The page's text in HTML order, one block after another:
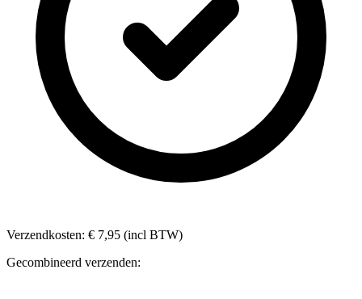
Verzendkosten: € 7,95 (incl BTW)
Gecombineerd verzenden: